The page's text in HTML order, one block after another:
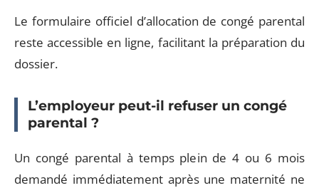
Le formulaire officiel d’allocation de congé parental
reste accessible en ligne, facilitant la préparation du
dossier.
L’employeur peut-il refuser un congé
parental ?
Un congé parental à temps plein de 4 ou 6 mois
demandé immédiatement après une maternité ne